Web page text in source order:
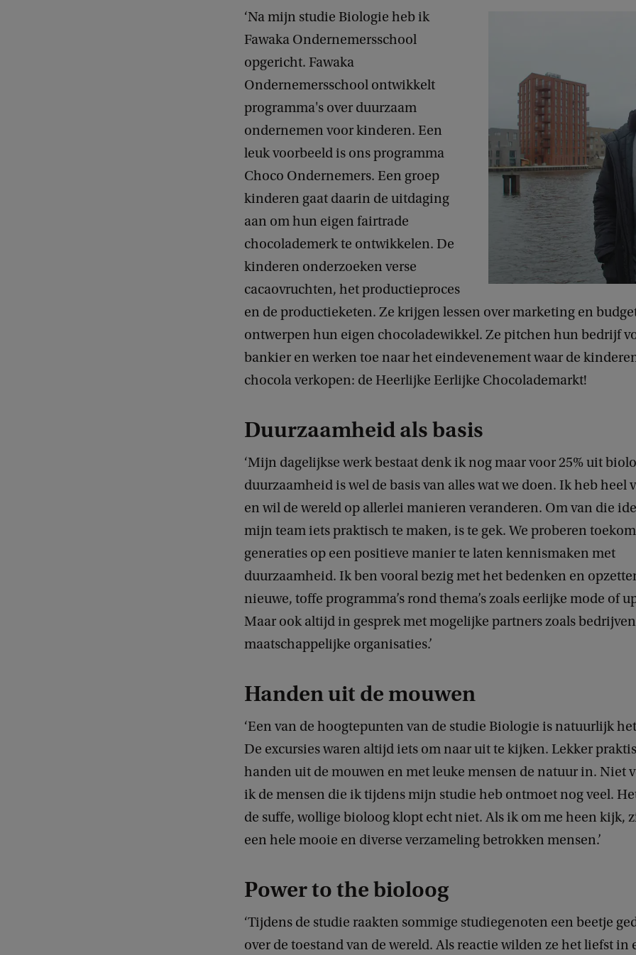
‘Na mijn studie Biologie heb ik
Fawaka Ondernemersschool
opgericht. Fawaka
Ondernemersschool ontwikkelt
programma's over duurzaam
ondernemen voor kinderen. Een
leuk voorbeeld is ons programma
Choco Ondernemers. Een groep
kinderen gaat daarin de uitdaging
aan om hun eigen fairtrade
chocolademerk te ontwikkelen. De
kinderen onderzoeken verse
cacaovruchten, het productieproces
en de productieketen. Ze krijgen lessen over marketing en
ontwerpen hun eigen chocoladewikkel. Ze pitchen hun bedrijf
bankier en werken toe naar het eindevenement waar de
chocola verkopen: de Heerlijke Eerlijke Chocolademarkt!
Duurzaamheid als basis
‘Mijn dagelijkse werk bestaat denk ik nog maar voor 25% uit
duurzaamheid is wel de basis van alles wat we doen. Ik heb heel
en wil de wereld op allerlei manieren veranderen. Om van die
mijn team iets praktisch te maken, is te gek. We proberen
generaties op een positieve manier te laten kennismaken met
duurzaamheid. Ik ben vooral bezig met het bedenken en
nieuwe, toffe programma’s rond thema’s zoals eerlijke mode of
Maar ook altijd in gesprek met mogelijke partners zoals
maatschappelijke organisaties.’
Handen uit de mouwen
‘Een van de hoogtepunten van de studie Biologie is natuurlijk
De excursies waren altijd iets om naar uit te kijken. Lekker
handen uit de mouwen en met leuke mensen de natuur in. Niet
ik de mensen die ik tijdens mijn studie heb ontmoet nog veel.
de suffe, wollige bioloog klopt echt niet. Als ik om me heen kijk,
een hele mooie en diverse verzameling betrokken mensen.’
Power to the bioloog
‘Tijdens de studie raakten sommige studiegenoten een beetje
over de toestand van de wereld. Als reactie wilden ze het liefst in